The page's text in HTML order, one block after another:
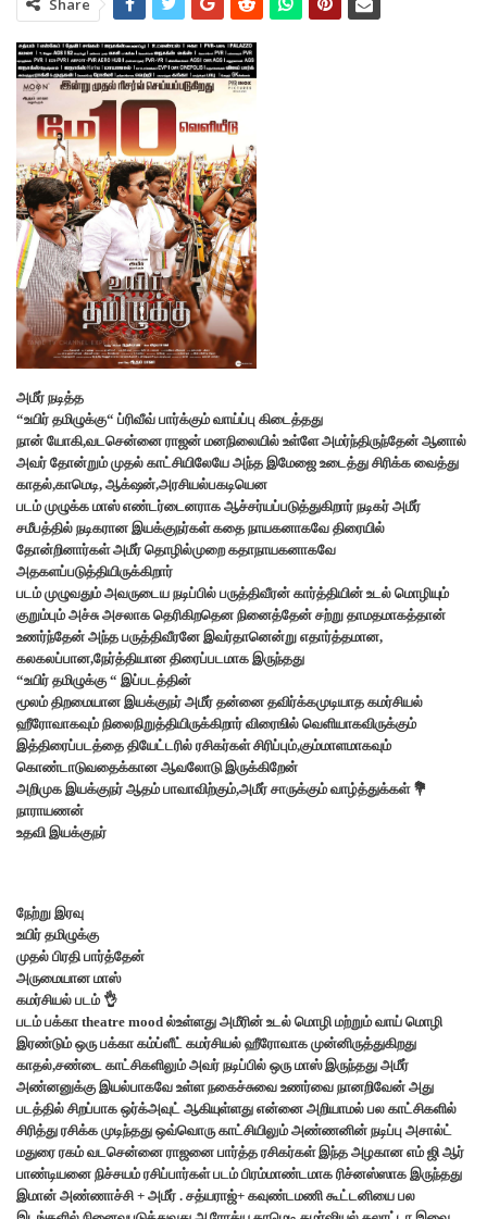
Share
அமீர் நடித்த
“உயிர் தமிழுக்கு“ ப்ரிவீவ் பார்க்கும் வாய்ப்பு கிடைத்தது
நான் யோகி,வடசென்னை ராஜன் மனநிலையில் உள்ளே அமர்ந்திருந்தேன் ஆனால்
அவர் தோன்றும் முதல் காட்சியிலேயே அந்த இமேஜை உடைத்து சிரிக்க வைத்து
காதல்,காமெடி, ஆக்‌ஷன்,அரசியல்பகடியென
படம் முழுக்க மாஸ் எண்டர்டைனராக ஆச்சர்யப்படுத்துகிறார் நடிகர் அமீர்
சமீபத்தில் நடிகரான இயக்குநர்கள் கதை நாயகனாகவே திரையில்
தோன்றினார்கள் அமீர் தொழில்முறை கதாநாயகனாகவே
அதகளப்படுத்தியிருக்கிறார்
படம் முழுவதும் அவருடைய நடிப்பில் பருத்திவீரன் கார்த்தியின் உடல் மொழியும்
குறும்பும் அச்சு அசலாக தெரிகிறதென நினைத்தேன் சற்று தாமதமாகத்தான்
உணர்ந்தேன் அந்த பருத்திவீரனே இவர்தானென்று எதார்த்தமான,
கலகலப்பான,நேர்த்தியான திரைப்படமாக இருந்தது
“உயிர் தமிழுக்கு “ இப்படத்தின்
மூலம் திறமையான இயக்குநர் அமீர் தன்னை தவிர்க்கமுடியாத கமர்சியல்
ஹீரோவாகவும் நிலைநிறுத்தியிருக்கிறார் விரைஙில் வெளியாகவிருக்கும்
இத்திரைப்படத்தை தியேட்டரில் ரசிகர்கள் சிரிப்பும்,கும்மாளமாகவும்
கொண்டாடுவதைக்கான ஆவலோடு இருக்கிறேன்
அறிமுக இயக்குநர் ஆதம் பாவாவிற்கும்,அமீர் சாருக்கும் வாழ்த்துக்கள் 💐
நாராயணன்
உதவி இயக்குநர்
நேற்று இரவு
உயிர் தமிழுக்கு
முதல் பிரதி பார்த்தேன்
அருமையான மாஸ்
கமர்சியல் படம் 👌
படம் பக்கா theatre mood ல்உள்ளது அமீரின் உடல் மொழி மற்றும் வாய் மொழி
இரண்டும் ஒரு பக்கா கம்ப்ளீட் கமர்சியல் ஹீரோவாக முன்னிருத்துகிறது
காதல்,சண்டை காட்சிகளிலும் அவர் நடிப்பில் ஒரு மாஸ் இருந்தது அமீர்
அண்னனுக்கு இயல்பாகவே உள்ள நகைச்சுவை உணர்வை நானறிவேன் அது
படத்தில் சிறப்பாக ஒர்க்அவுட் ஆகியுள்ளது என்னை அறியாமல் பல காட்சிகளில்
சிரித்து ரசிக்க முடிந்தது ஒவ்வொரு காட்சியிலும் அண்ணனின் நடிப்பு அசால்ட்
மதுரை ரகம் வடசென்னை ராஜனை பார்த்த ரசிகர்கள் இந்த அழகான எம் ஜி ஆர்
பாண்டியனை நிச்சயம் ரசிப்பார்கள் படம் பிரம்மாண்டமாக ரிச்னஸ்ஸாக இருந்தது
இமான் அண்ணாச்சி + அமீர் . சத்யராஜ்+ கவுண்டமணி கூட்டனியை பல